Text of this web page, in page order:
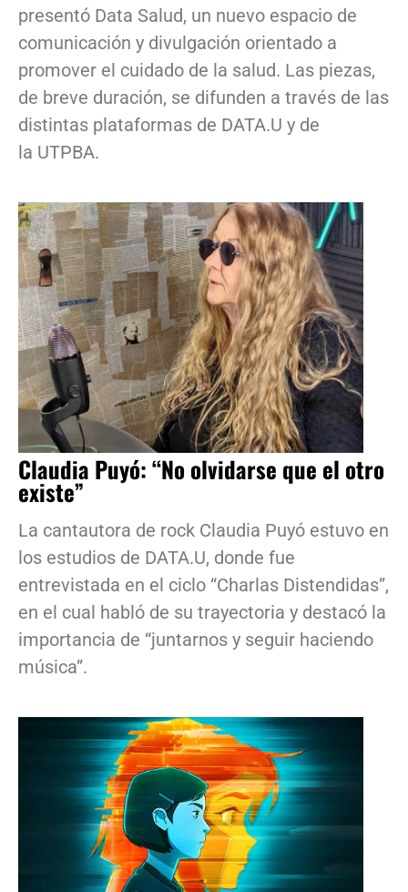
presentó Data Salud, un nuevo espacio de
comunicación y divulgación orientado a
promover el cuidado de la salud. Las piezas,
de breve duración, se difunden a través de las
distintas plataformas de DATA.U y de
la UTPBA.
Claudia Puyó: “No olvidarse que el otro
existe”
La cantautora de rock Claudia Puyó estuvo en
los estudios de DATA.U, donde fue
entrevistada en el ciclo “Charlas Distendidas”,
en el cual habló de su trayectoria y destacó la
importancia de “juntarnos y seguir haciendo
música”.